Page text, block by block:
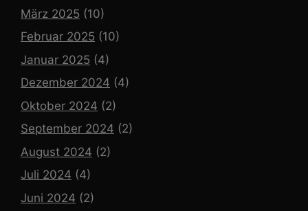
März 2025 (10)
Februar 2025 (10)
Januar 2025 (4)
Dezember 2024 (4)
Oktober 2024 (2)
September 2024 (2)
August 2024 (2)
Juli 2024 (4)
Juni 2024 (2)